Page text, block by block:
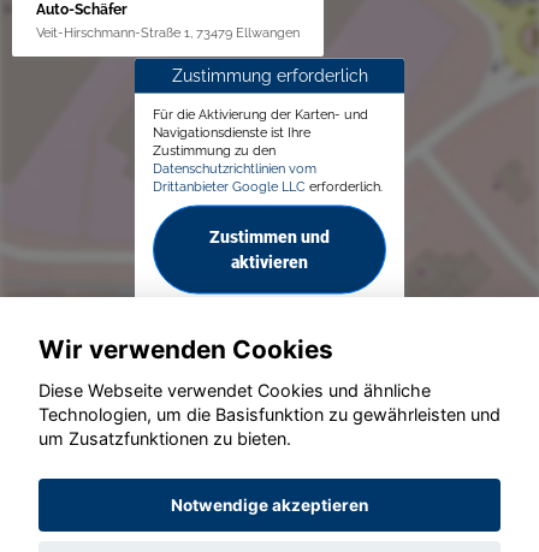
Auto-Schäfer
Veit-Hirschmann-Straße 1, 73479 Ellwangen
Zustimmung erforderlich
Für die Aktivierung der Karten- und
Navigationsdienste ist Ihre
Zustimmung zu den
Datenschutzrichtlinien vom
Drittanbieter Google LLC erforderlich.
Zustimmen und
aktivieren
© konjunkturmotor.de GmbH 2020 - 2026
Wir verwenden Cookies
Diese Webseite verwendet Cookies und ähnliche
Technologien, um die Basisfunktion zu gewährleisten und
um Zusatzfunktionen zu bieten.
Notwendige akzeptieren